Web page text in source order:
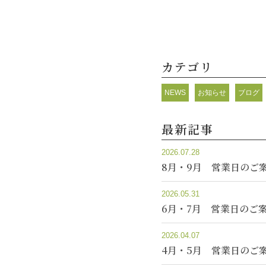
カテゴリ
NEWS お知らせ ブログ
最新記事
2026.07.28
8月・9月 営業日のご
2026.05.31
6月・7月 営業日のご
2026.04.07
4月・5月 営業日のご